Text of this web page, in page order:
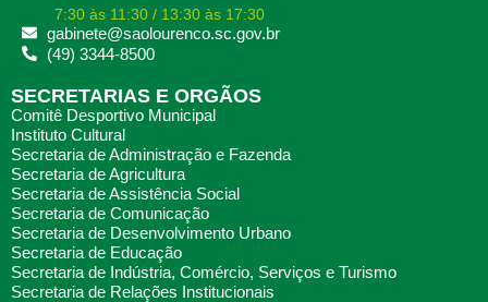
7:30 às 11:30 / 13:30 às 17:30
gabinete@saolourenco.sc.gov.br
(49) 3344-8500
SECRETARIAS E ORGÃOS
Comitê Desportivo Municipal
Instituto Cultural
Secretaria de Administração e Fazenda
Secretaria de Agricultura
Secretaria de Assistência Social
Secretaria de Comunicação
Secretaria de Desenvolvimento Urbano
Secretaria de Educação
Secretaria de Indústria, Comércio, Serviços e Turismo
Secretaria de Relações Institucionais